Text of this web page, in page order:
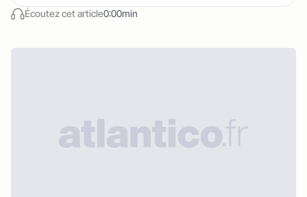
Écoutez cet article0:00min